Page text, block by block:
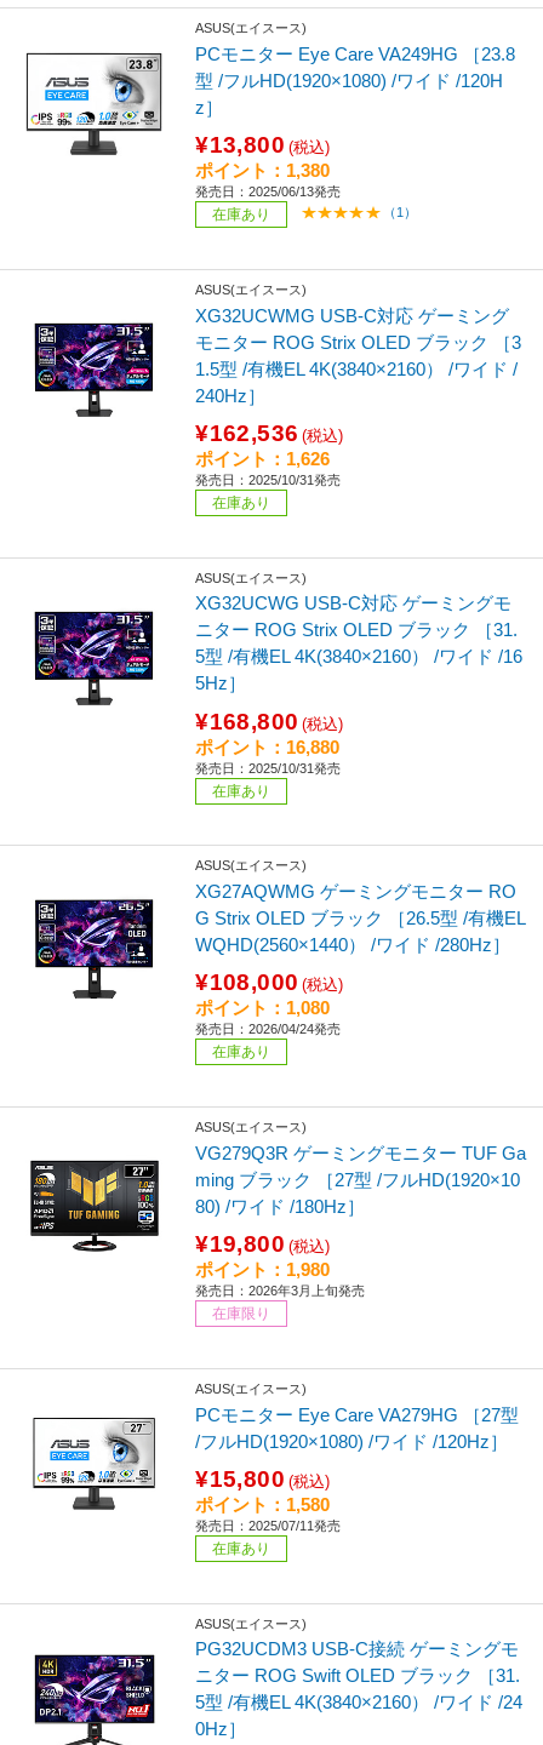
ASUS(エイスース)
PCモニター Eye Care VA249HG ［23.8
型 /フルHD(1920×1080) /ワイド /120H
z］
¥13,800 (税込)
ポイント：1,380
発売日：2025/06/13発売
在庫あり （1）
ASUS(エイスース)
XG32UCWMG USB-C対応 ゲーミング
モニター ROG Strix OLED ブラック ［3
1.5型 /有機EL 4K(3840×2160） /ワイド /
240Hz］
¥162,536 (税込)
ポイント：1,626
発売日：2025/10/31発売
在庫あり
ASUS(エイスース)
XG32UCWG USB-C対応 ゲーミングモ
ニター ROG Strix OLED ブラック ［31.
5型 /有機EL 4K(3840×2160） /ワイド /16
5Hz］
¥168,800 (税込)
ポイント：16,880
発売日：2025/10/31発売
在庫あり
ASUS(エイスース)
XG27AQWMG ゲーミングモニター RO
G Strix OLED ブラック ［26.5型 /有機EL
WQHD(2560×1440） /ワイド /280Hz］
¥108,000 (税込)
ポイント：1,080
発売日：2026/04/24発売
在庫あり
ASUS(エイスース)
VG279Q3R ゲーミングモニター TUF Ga
ming ブラック ［27型 /フルHD(1920×10
80) /ワイド /180Hz］
¥19,800 (税込)
ポイント：1,980
発売日：2026年3月上旬発売
在庫限り
ASUS(エイスース)
PCモニター Eye Care VA279HG ［27型
/フルHD(1920×1080) /ワイド /120Hz］
¥15,800 (税込)
ポイント：1,580
発売日：2025/07/11発売
在庫あり
ASUS(エイスース)
PG32UCDM3 USB-C接続 ゲーミングモ
ニター ROG Swift OLED ブラック ［31.
5型 /有機EL 4K(3840×2160） /ワイド /24
0Hz］